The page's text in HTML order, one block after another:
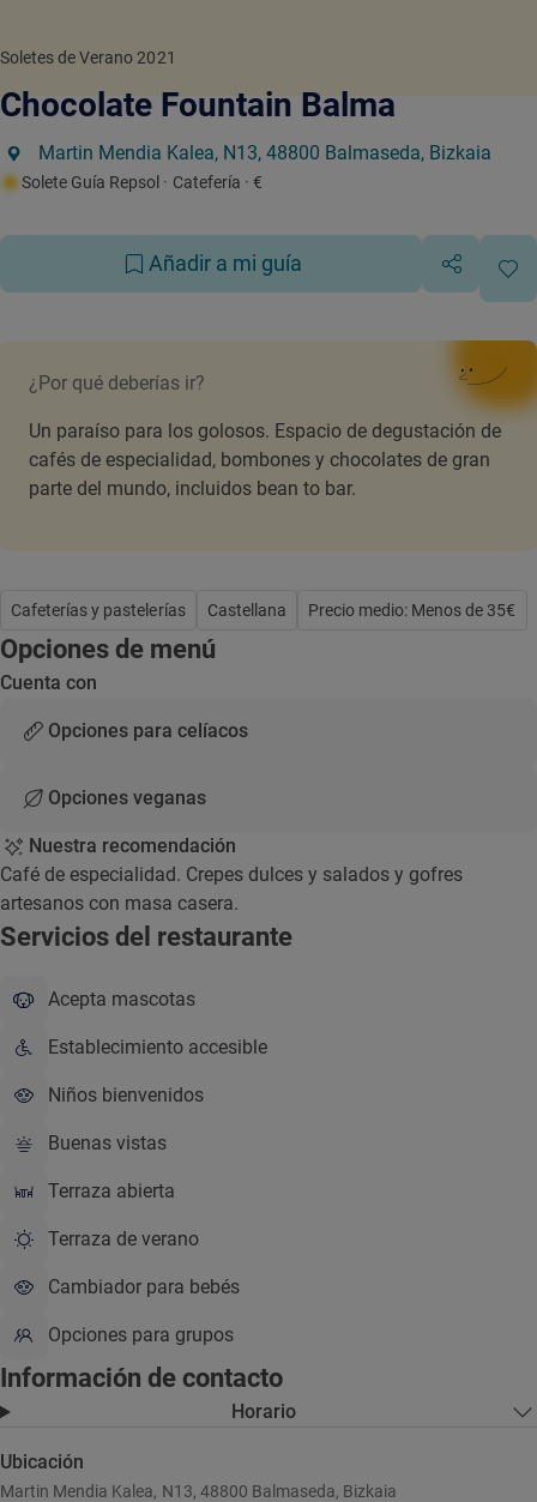
Soletes de Verano 2021
Chocolate Fountain Balma
Martin Mendia Kalea, N13, 48800 Balmaseda, Bizkaia
Solete Guía Repsol · Catefería · €
Añadir a mi guía
¿Por qué deberías ir?
Un paraíso para los golosos. Espacio de degustación de
cafés de especialidad, bombones y chocolates de gran
parte del mundo, incluidos bean to bar.
Cafeterías y pastelerías Castellana Precio medio: Menos de 35€
Opciones de menú
Cuenta con
Opciones para celíacos
Opciones veganas
Nuestra recomendación
Café de especialidad. Crepes dulces y salados y gofres
artesanos con masa casera.
Servicios del restaurante
Acepta mascotas
Establecimiento accesible
Niños bienvenidos
Buenas vistas
Terraza abierta
Terraza de verano
Cambiador para bebés
Opciones para grupos
Información de contacto
Horario
Ubicación
Martin Mendia Kalea, N13, 48800 Balmaseda, Bizkaia